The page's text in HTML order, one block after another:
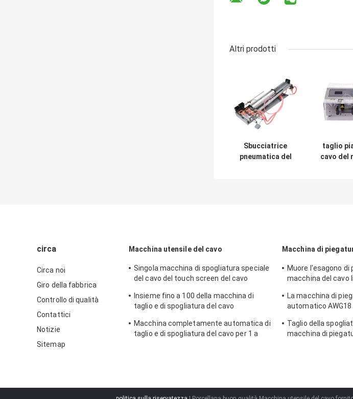
Altri prodotti
Sbucciatrice
pneumatica del
taglio
cavo del
circa
Circa noi
Giro della fabbrica
Controllo di qualità
Contattici
Notizie
Sitemap
Macchina utensile del cavo
Singola macchina di spogliatura speciale
del cavo del touch screen del cavo
Insieme fino a 100 della macchina di
taglio e di spogliatura del cavo
Macchina completamente automatica di
taglio e di spogliatura del cavo per 1 a
Macchina di
Muore l'esagono di
macchina del cavo
La macchina di
automatico
Taglio della
macchina di